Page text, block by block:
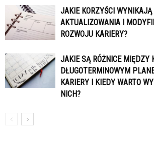
JAKIE KORZYŚCI WYNIKAJĄ
AKTUALIZOWANIA I
ROZWOJU KARIERY?
JAKIE SĄ RÓŻNICE MIĘDZY
DŁUGOTERMINOWYM
KARIERY I KIEDY WARTO
NICH?